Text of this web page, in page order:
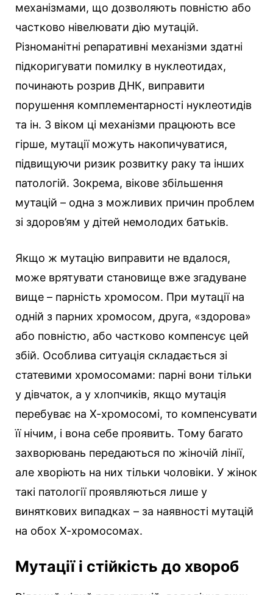
механізмами, що дозволяють повністю або
частково нівелювати дію мутацій.
Різноманітні репаративні механізми здатні
підкоригувати помилку в нуклеотидах,
починають розрив ДНК, виправити
порушення комплементарності нуклеотидів
та ін. З віком ці механізми працюють все
гірше, мутації можуть накопичуватися,
підвищуючи ризик розвитку раку та інших
патологій. Зокрема, вікове збільшення
мутацій – одна з можливих причин проблем
зі здоров’ям у дітей немолодих батьків.
Якщо ж мутацію виправити не вдалося,
може врятувати становище вже згадуване
вище – парність хромосом. При мутації на
одній з парних хромосом, друга, «здорова»
або повністю, або частково компенсує цей
збій. Особлива ситуація складається зі
статевими хромосомами: парні вони тільки
у дівчаток, а у хлопчиків, якщо мутація
перебуває на Х-хромосомі, то компенсувати
її нічим, і вона себе проявить. Тому багато
захворювань передаються по жіночій лінії,
але хворіють на них тільки чоловіки. У жінок
такі патології проявляються лише у
виняткових випадках – за наявності мутацій
на обох Х-хромосомах.
Мутації і стійкість до хвороб